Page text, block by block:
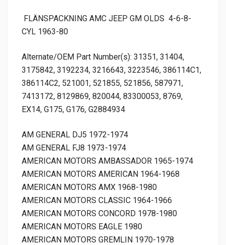
FLÄNSPACKNING AMC JEEP GM OLDS 4-6-8-
CYL 1963-80
Alternate/OEM Part Number(s): 31351, 31404,
3175842, 3192234, 3216643, 3223546, 386114C1,
386114C2, 521001, 521855, 521856, 587971,
7413172, 8129869, 820044, 83300053, 8769,
EX14, G175, G176, G2884934
AM GENERAL DJ5 1972-1974
AM GENERAL FJ8 1973-1974
AMERICAN MOTORS AMBASSADOR 1965-1974
AMERICAN MOTORS AMERICAN 1964-1968
AMERICAN MOTORS AMX 1968-1980
AMERICAN MOTORS CLASSIC 1964-1966
AMERICAN MOTORS CONCORD 1978-1980
AMERICAN MOTORS EAGLE 1980
AMERICAN MOTORS GREMLIN 1970-1978